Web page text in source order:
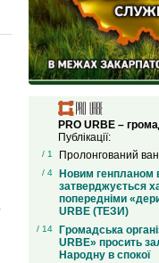
PRO URBE –
Публікації:
/ 1 Пролонгований
/ 4
Новим генпланом
затверджується
попередніми
URBE (ТЕЗИ)
/ 14
Громадська
URBE» просить
Народну в спокої